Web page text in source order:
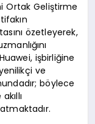
Ortak Geliştirme
özetleyerek,
işbirliğine
ve
böylece